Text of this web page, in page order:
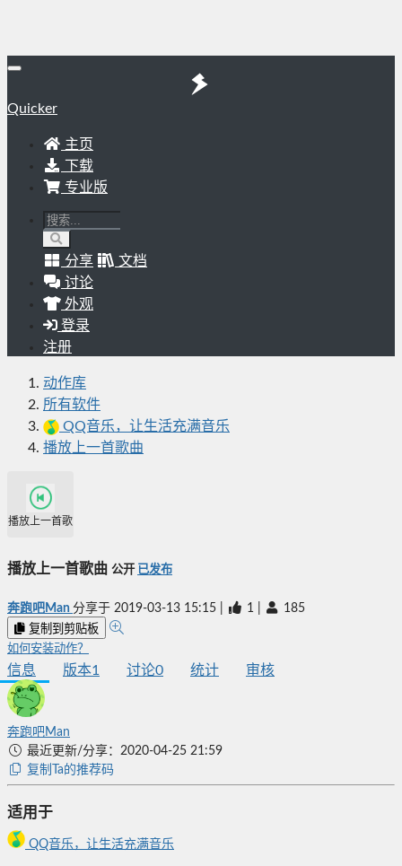
Quicker
主页
下载
专业版
分享
文档
讨论
外观
登录
注册
动作库
所有软件
QQ音乐，让生活充满音乐
播放上一首歌曲
播放上一首歌曲
播放上一首歌曲 公开 已发布
奔跑吧Man 分享于 2019-03-13 15:15 1 185
复制到剪贴板
如何安装动作？
信息 版本1 讨论0 统计 审核
奔跑吧Man
最近更新/分享：2020-04-25 21:59
复制Ta的推荐码
适用于
QQ音乐，让生活充满音乐